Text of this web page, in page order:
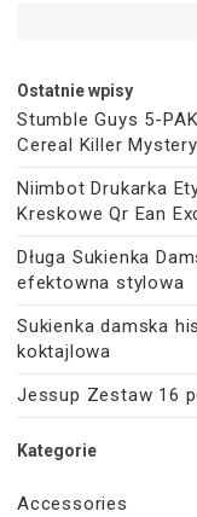
Ostatnie wpisy
Stumble Guys 5-
Cereal Killer Mystery
Niimbot Drukarka
Kreskowe Qr Ean
Długa Sukienka
efektowna stylowa
Sukienka damska
koktajlowa
Jessup Zestaw 16
Kategorie
Accessories